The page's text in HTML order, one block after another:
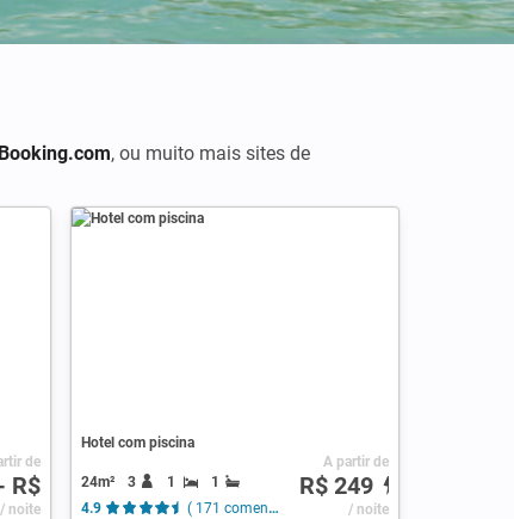
Booking.com, ou muito mais sites de
)
de
R$
/ noite
Hotel com piscina
24m² 3 1
1
4.9
( 171 comentários )
A partir de
R$ 249
/ noite